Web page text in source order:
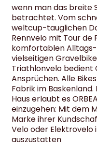
wenn man das breite
betrachtet. Vom
weltcup-tauglichen
Rennvelo mit Tour
komfortablen
vielseitigen
Triathlonvelo bedient
Ansprüchen. Alle
Fabrik im
Haus erlaubt es
einzugehen: Mit dem
Marke ihrer
Velo oder Elektrovelo
auszustatten